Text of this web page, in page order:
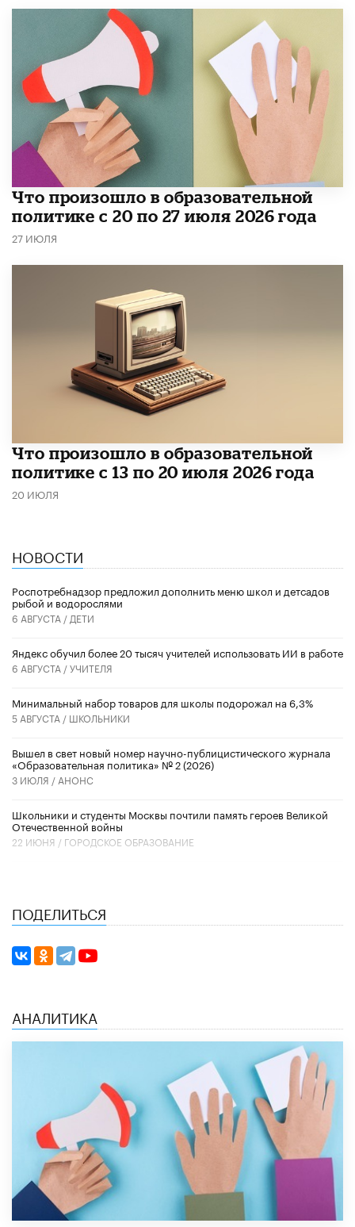
​Что произошло в образовательной
политике с 20 по 27 июля 2026 года
27 ИЮЛЯ
Что произошло в образовательной
политике с 13 по 20 июля 2026 года
20 ИЮЛЯ
НОВОСТИ
Роспотребнадзор предложил дополнить меню школ и детсадов
рыбой и водорослями
6 АВГУСТА / ДЕТИ
​Яндекс обучил более 20 тысяч учителей использовать ИИ в работе
6 АВГУСТА /УЧИТЕЛЯ
Минимальный набор товаров для школы подорожал на 6,3%
5 АВГУСТА / ШКОЛЬНИКИ
Вышел в свет новый номер научно-публицистического журнала
«Образовательная политика» № 2 (2026)
3 ИЮЛЯ / АНОНС
Школьники и студенты Москвы почтили память героев Великой
Отечественной войны
22 ИЮНЯ / ГОРОДСКОЕ ОБРАЗОВАНИЕ
ПОДЕЛИТЬСЯ
АНАЛИТИКА